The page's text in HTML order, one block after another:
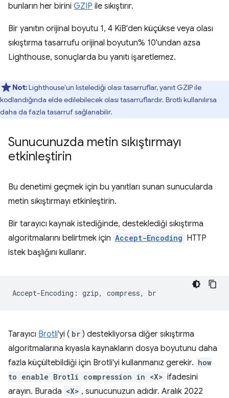
bunların her birini GZIP ile sıkıştırır.
Bir yanıtın orijinal boyutu 1, 4 KiB'den küçükse veya olası
sıkıştırma tasarrufu orijinal boyutun% 10'undan azsa
Lighthouse, sonuçlarda bu yanıtı işaretlemez.
Not:Lighthouse'un listelediği olası tasarruflar, yanıt GZIP ile
kodlandığında elde edilebilecek olası tasarruflardır. Brotli kullanılırsa
daha da fazla tasarruf sağlanabilir.
Sunucunuzda metin sıkıştırmayı
etkinleştirin
Bu denetimi geçmek için bu yanıtları sunan sunucularda
metin sıkıştırmayı etkinleştirin.
Bir tarayıcı kaynak istediğinde, desteklediği sıkıştırma
algoritmalarını belirtmek için Accept-Encoding HTTP
istek başlığını kullanır.
Tarayıcı Brotli'yi ( br ) destekliyorsa diğer sıkıştırma
algoritmalarına kıyasla kaynakların dosya boyutunu daha
fazla küçültebildiği için Brotli'yi kullanmanız gerekir. how
to enable Brotli compression in <X> ifadesini
arayın. Burada <X> , sunucunuzun adıdır. Aralık 2022